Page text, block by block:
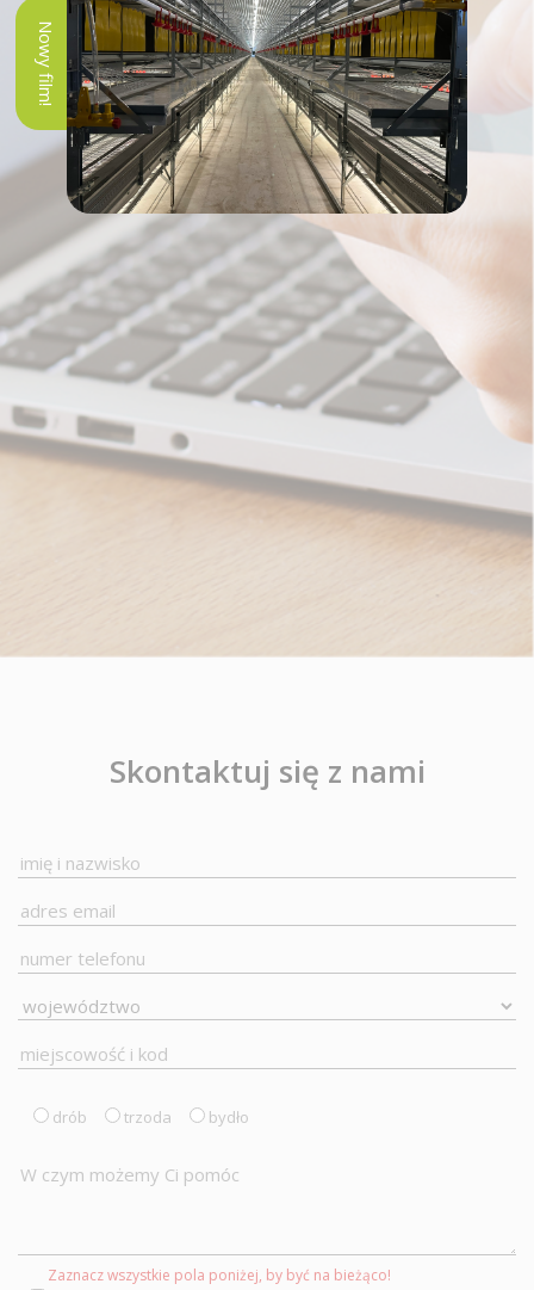
Skontaktuj się z nami
drób trzoda bydło
Zaznacz wszystkie pola poniżej, by być na bieżąco!
Nowy film!